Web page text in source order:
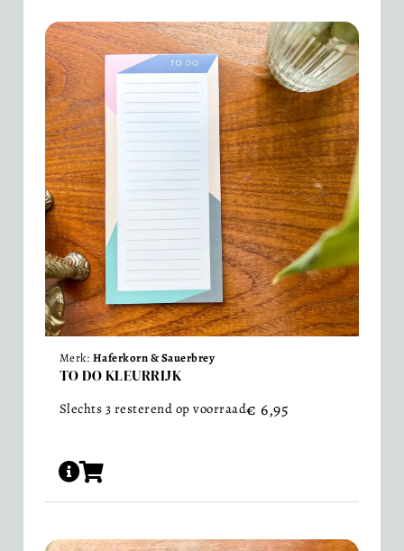
Merk: Haferkorn & Sauerbrey
TO DO KLEURRIJK
Slechts 3 resterend op voorraad€ 6,95